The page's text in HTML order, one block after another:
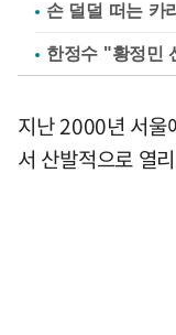
손 덜덜 떠는 카
한정수 "황정민
지난 2000년 서울
서 산발적으로 열